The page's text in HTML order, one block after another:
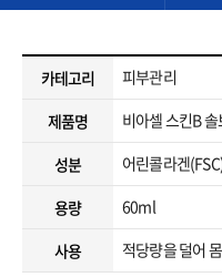
카테고리
피부관리
제품명
비아셀 스킨B 솔
성분
어린콜라겐
용량
60ml
사용
적당량을 덜어